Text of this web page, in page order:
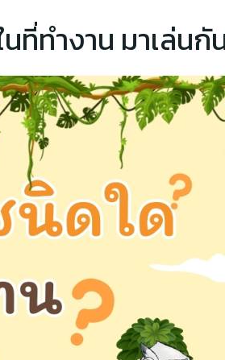
ทำงาน มาเล่นกั